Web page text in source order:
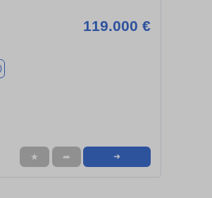
119.000 €
★ ➦ ➜